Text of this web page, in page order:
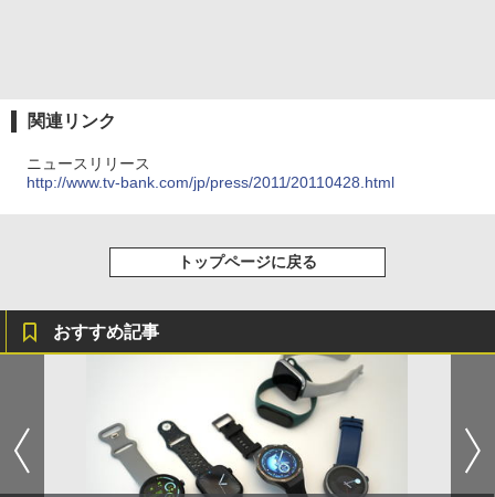
関連リンク
ニュースリリース
http://www.tv-bank.com/jp/press/2011/20110428.html
トップページに戻る
おすすめ記事